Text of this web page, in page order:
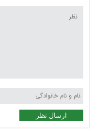
ارسال نظر